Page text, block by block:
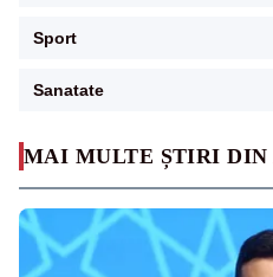
MAI MULTE ȘTIRI DIN
Sport
Sanatate